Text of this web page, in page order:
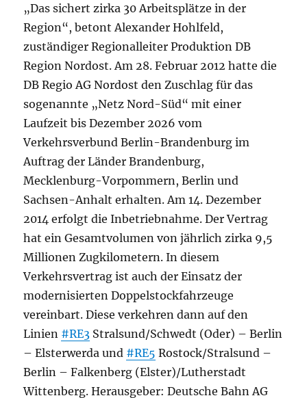
„Das sichert zirka 30 Arbeitsplätze in der
Region“, betont Alexander Hohlfeld,
zuständiger Regionalleiter Produktion DB
Region Nordost. Am 28. Februar 2012 hatte die
DB Regio AG Nordost den Zuschlag für das
sogenannte „Netz Nord-Süd“ mit einer
Laufzeit bis Dezember 2026 vom
Verkehrsverbund Berlin-Brandenburg im
Auftrag der Länder Brandenburg,
Mecklenburg-Vorpommern, Berlin und
Sachsen-Anhalt erhalten. Am 14. Dezember
2014 erfolgt die Inbetriebnahme. Der Vertrag
hat ein Gesamtvolumen von jährlich zirka 9,5
Millionen Zugkilometern. In diesem
Verkehrsvertrag ist auch der Einsatz der
modernisierten Doppelstockfahrzeuge
vereinbart. Diese verkehren dann auf den
Linien #RE3 Stralsund/Schwedt (Oder) – Berlin
– Elsterwerda und #RE5 Rostock/Stralsund –
Berlin – Falkenberg (Elster)/Lutherstadt
Wittenberg. Herausgeber: Deutsche Bahn AG